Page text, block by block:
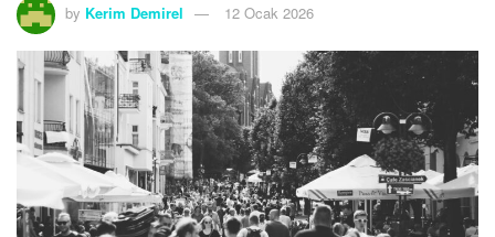
by Kerim Demirel 12 Ocak 2026